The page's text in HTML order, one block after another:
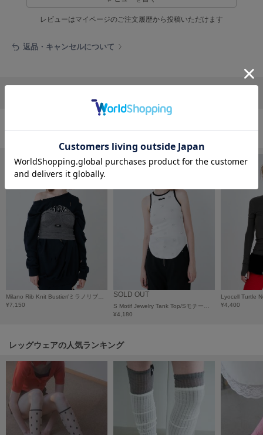
gelato pique Sleep
グラミチ
Henon.
へノン
HUNTER
ハンター
HOKA ONEONE
ホカ オネオネ
キーン
LAATO
ラート
レビューはマイページのご注文履歴から投稿いただけます
返品・キャンセルについて
¥7,150
SOLD OUT
¥4,180
¥4,400
レッグウェアの人気ランキング